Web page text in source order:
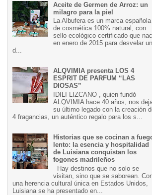
Aceite de Germen de Arroz: un
milagro para la piel
La Albufera es un marca española
de cosmética 100% natural, con
sello ecológico certificado que
en enero de 2015 para desvelar
d...
ALQVIMIA presenta LOS 4
ESPRIT DE PARFUM “LAS
DIOSAS”
IDILI LIZCANO , quien fundó
ALQVIMIA hace 40 años, nos
su último legado con la creación
4 fragancias, un auténtico regalo para los s...
Historias que se cocinan a
lento: la esencia y hospitalidad
de Luisiana conquistan los
fogones madrileños
Hay destinos que no solo se
visitan, sino que se saborean.
una herencia cultural única en Estados Unidos,
Luisiana se ha presentado en...